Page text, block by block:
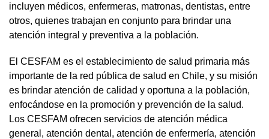
incluyen médicos, enfermeras, matronas, dentistas, entre
otros, quienes trabajan en conjunto para brindar una
atención integral y preventiva a la población.
El CESFAM es el establecimiento de salud primaria más
importante de la red pública de salud en Chile, y su misión
es brindar atención de calidad y oportuna a la población,
enfocándose en la promoción y prevención de la salud.
Los CESFAM ofrecen servicios de atención médica
general, atención dental, atención de enfermería, atención